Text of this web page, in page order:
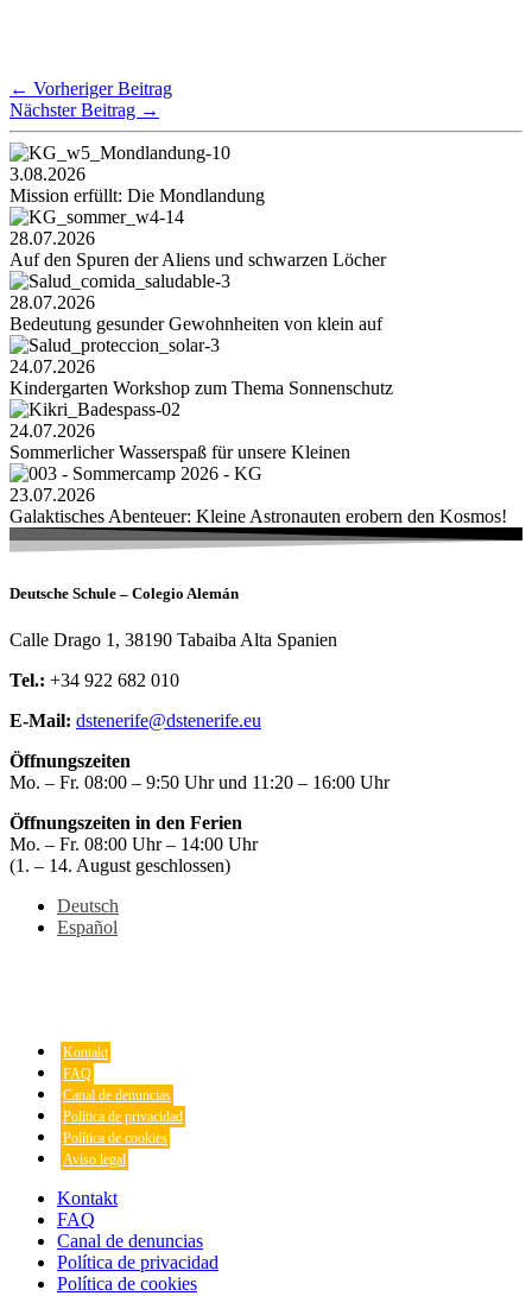
← Vorheriger Beitrag
Nächster Beitrag →
3.08.2026
Mission erfüllt: Die Mondlandung
28.07.2026
Auf den Spuren der Aliens und schwarzen Löcher
28.07.2026
Bedeutung gesunder Gewohnheiten von klein auf
24.07.2026
Kindergarten Workshop zum Thema Sonnenschutz
24.07.2026
Sommerlicher Wasserspaß für unsere Kleinen
23.07.2026
Galaktisches Abenteuer: Kleine Astronauten erobern den Kosmos!
Deutsche Schule – Colegio Alemán
Calle Drago 1, 38190 Tabaiba Alta Spanien
Tel.: +34 922 682 010
E-Mail: dstenerife@dstenerife.eu
Öffnungszeiten
Mo. – Fr. 08:00 – 9:50 Uhr und 11:20 – 16:00 Uhr
Öffnungszeiten in den Ferien
Mo. – Fr. 08:00 Uhr – 14:00 Uhr
(1. – 14. August geschlossen)
Deutsch
Español
Kontakt
FAQ
Canal de denuncias
Política de privacidad
Política de cookies
Aviso legal
Kontakt
FAQ
Canal de denuncias
Política de privacidad
Política de cookies